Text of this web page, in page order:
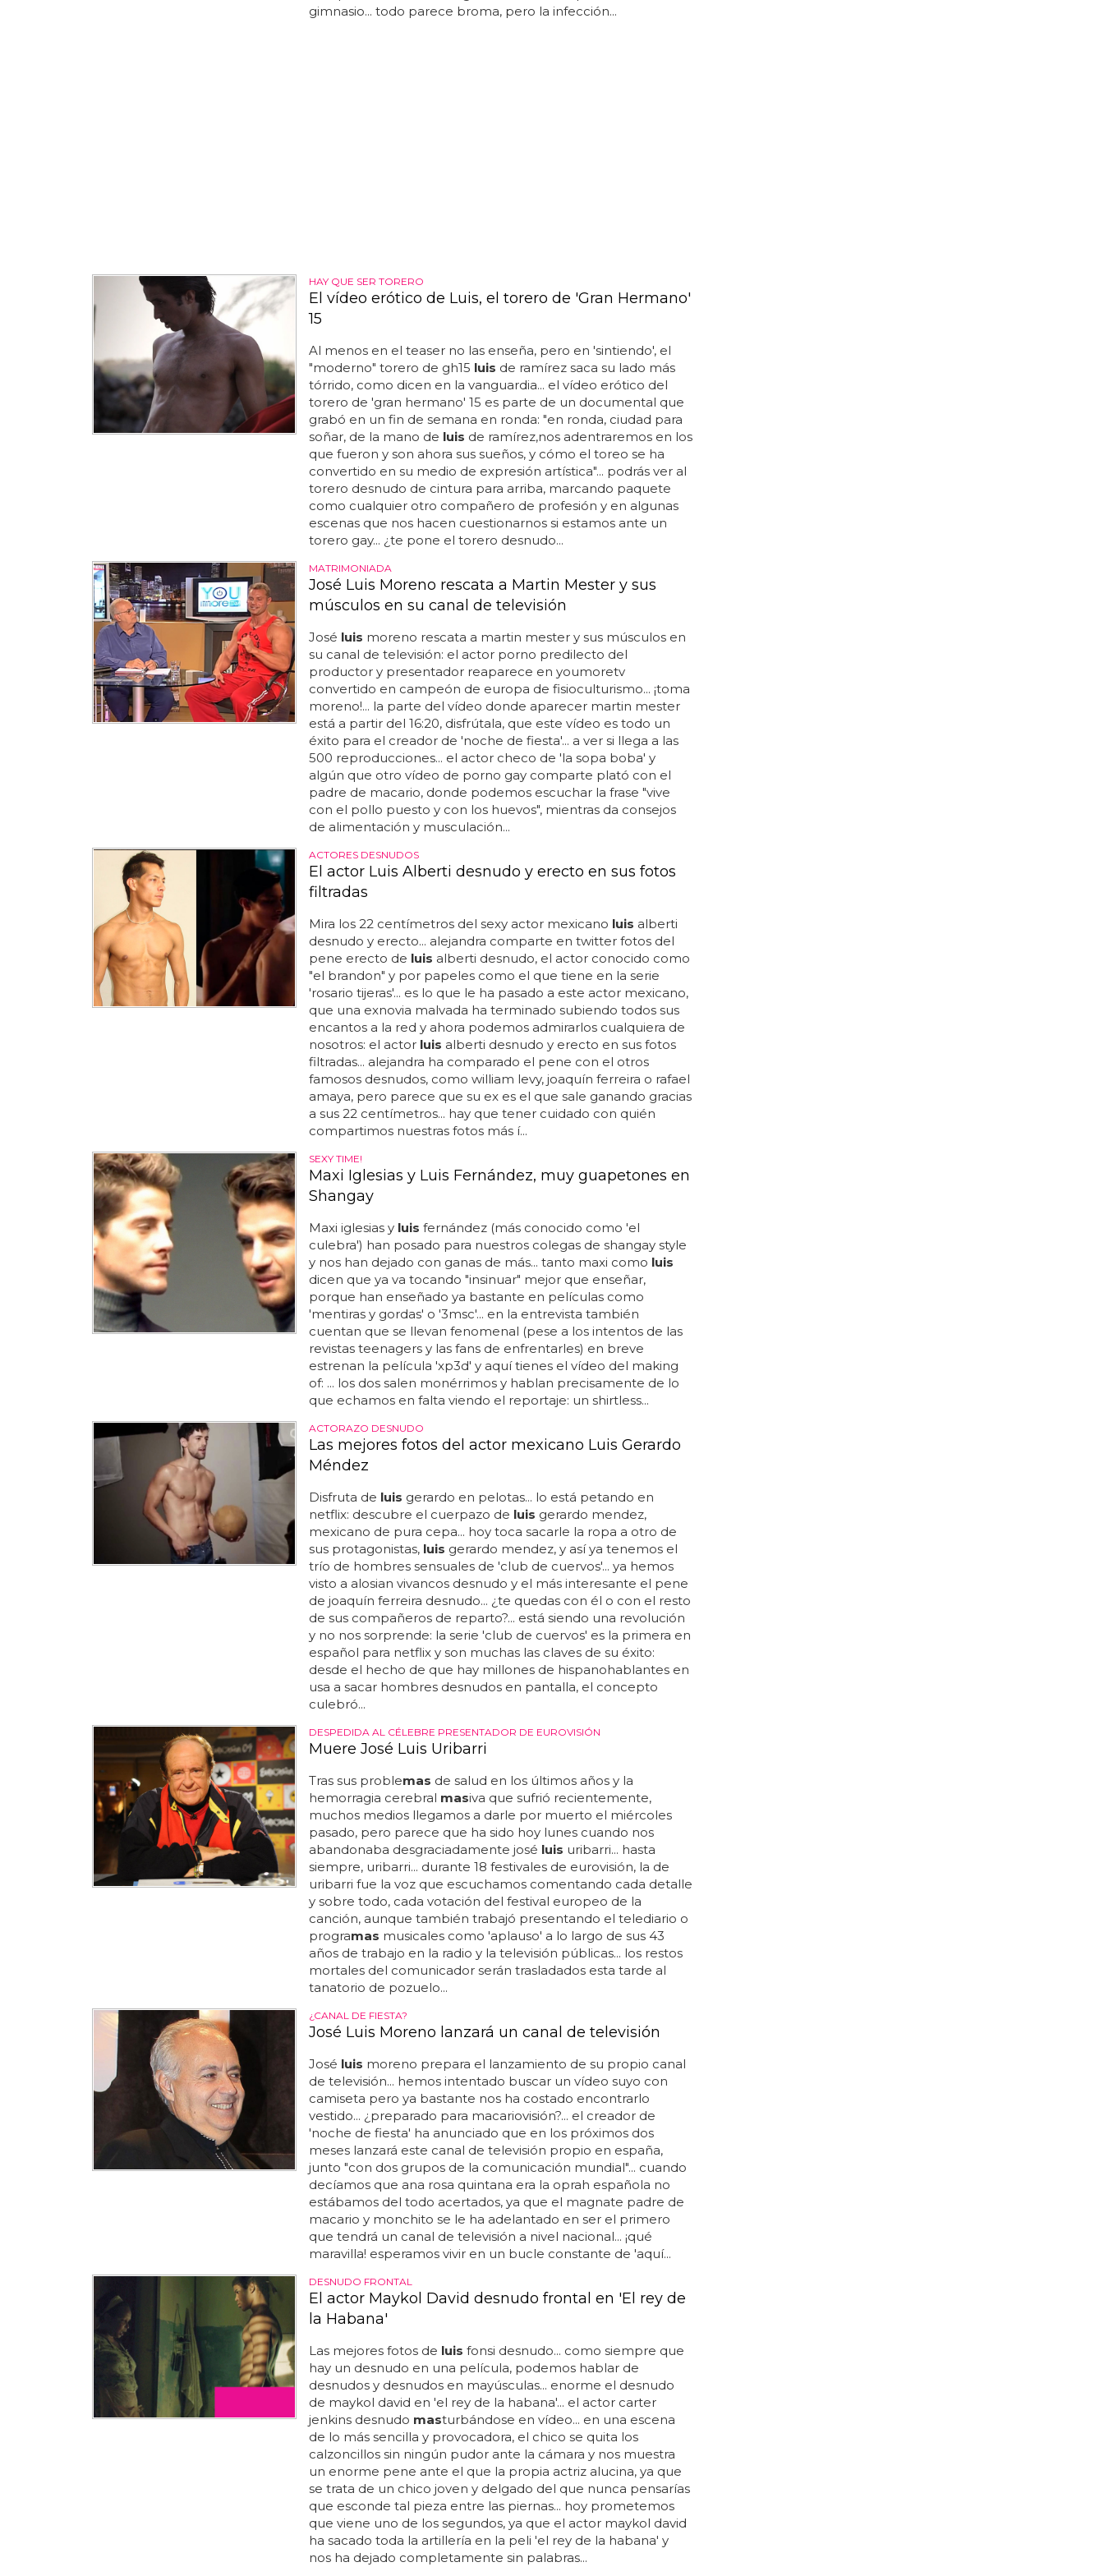
gimnasio... todo parece broma, pero la infección...
HAY QUE SER TORERO
El vídeo erótico de Luis, el torero de 'Gran Hermano'
15
Al menos en el teaser no las enseña, pero en 'sintiendo', el
"moderno" torero de gh15 luis de ramírez saca su lado más
tórrido, como dicen en la vanguardia... el vídeo erótico del
torero de 'gran hermano' 15 es parte de un documental que
grabó en un fin de semana en ronda: "en ronda, ciudad para
soñar, de la mano de luis de ramírez,nos adentraremos en los
que fueron y son ahora sus sueños, y cómo el toreo se ha
convertido en su medio de expresión artística"... podrás ver al
torero desnudo de cintura para arriba, marcando paquete
como cualquier otro compañero de profesión y en algunas
escenas que nos hacen cuestionarnos si estamos ante un
torero gay... ¿te pone el torero desnudo...
MATRIMONIADA
José Luis Moreno rescata a Martin Mester y sus
músculos en su canal de televisión
José luis moreno rescata a martin mester y sus músculos en
su canal de televisión: el actor porno predilecto del
productor y presentador reaparece en youmoretv
convertido en campeón de europa de fisioculturismo... ¡toma
moreno!... la parte del vídeo donde aparecer martin mester
está a partir del 16:20, disfrútala, que este vídeo es todo un
éxito para el creador de 'noche de fiesta'... a ver si llega a las
500 reproducciones... el actor checo de 'la sopa boba' y
algún que otro vídeo de porno gay comparte plató con el
padre de macario, donde podemos escuchar la frase "vive
con el pollo puesto y con los huevos", mientras da consejos
de alimentación y musculación...
ACTORES DESNUDOS
El actor Luis Alberti desnudo y erecto en sus fotos
filtradas
Mira los 22 centímetros del sexy actor mexicano luis alberti
desnudo y erecto... alejandra comparte en twitter fotos del
pene erecto de luis alberti desnudo, el actor conocido como
"el brandon" y por papeles como el que tiene en la serie
'rosario tijeras'... es lo que le ha pasado a este actor mexicano,
que una exnovia malvada ha terminado subiendo todos sus
encantos a la red y ahora podemos admirarlos cualquiera de
nosotros: el actor luis alberti desnudo y erecto en sus fotos
filtradas... alejandra ha comparado el pene con el otros
famosos desnudos, como william levy, joaquín ferreira o rafael
amaya, pero parece que su ex es el que sale ganando gracias
a sus 22 centímetros... hay que tener cuidado con quién
compartimos nuestras fotos más í...
SEXY TIME!
Maxi Iglesias y Luis Fernández, muy guapetones en
Shangay
Maxi iglesias y luis fernández (más conocido como 'el
culebra') han posado para nuestros colegas de shangay style
y nos han dejado con ganas de más... tanto maxi como luis
dicen que ya va tocando "insinuar" mejor que enseñar,
porque han enseñado ya bastante en películas como
'mentiras y gordas' o '3msc'... en la entrevista también
cuentan que se llevan fenomenal (pese a los intentos de las
revistas teenagers y las fans de enfrentarles) en breve
estrenan la película 'xp3d' y aquí tienes el vídeo del making
of: ... los dos salen monérrimos y hablan precisamente de lo
que echamos en falta viendo el reportaje: un shirtless...
ACTORAZO DESNUDO
Las mejores fotos del actor mexicano Luis Gerardo
Méndez
Disfruta de luis gerardo en pelotas... lo está petando en
netflix: descubre el cuerpazo de luis gerardo mendez,
mexicano de pura cepa... hoy toca sacarle la ropa a otro de
sus protagonistas, luis gerardo mendez, y así ya tenemos el
trío de hombres sensuales de 'club de cuervos'... ya hemos
visto a alosian vivancos desnudo y el más interesante el pene
de joaquín ferreira desnudo... ¿te quedas con él o con el resto
de sus compañeros de reparto?... está siendo una revolución
y no nos sorprende: la serie 'club de cuervos' es la primera en
español para netflix y son muchas las claves de su éxito:
desde el hecho de que hay millones de hispanohablantes en
usa a sacar hombres desnudos en pantalla, el concepto
culebró...
DESPEDIDA AL CÉLEBRE PRESENTADOR DE EUROVISIÓN
Muere José Luis Uribarri
Tras sus problemas de salud en los últimos años y la
hemorragia cerebral masiva que sufrió recientemente,
muchos medios llegamos a darle por muerto el miércoles
pasado, pero parece que ha sido hoy lunes cuando nos
abandonaba desgraciadamente josé luis uribarri... hasta
siempre, uribarri... durante 18 festivales de eurovisión, la de
uribarri fue la voz que escuchamos comentando cada detalle
y sobre todo, cada votación del festival europeo de la
canción, aunque también trabajó presentando el telediario o
programas musicales como 'aplauso' a lo largo de sus 43
años de trabajo en la radio y la televisión públicas... los restos
mortales del comunicador serán trasladados esta tarde al
tanatorio de pozuelo...
¿CANAL DE FIESTA?
José Luis Moreno lanzará un canal de televisión
José luis moreno prepara el lanzamiento de su propio canal
de televisión... hemos intentado buscar un vídeo suyo con
camiseta pero ya bastante nos ha costado encontrarlo
vestido... ¿preparado para macariovisión?... el creador de
'noche de fiesta' ha anunciado que en los próximos dos
meses lanzará este canal de televisión propio en españa,
junto "con dos grupos de la comunicación mundial"... cuando
decíamos que ana rosa quintana era la oprah española no
estábamos del todo acertados, ya que el magnate padre de
macario y monchito se le ha adelantado en ser el primero
que tendrá un canal de televisión a nivel nacional... ¡qué
maravilla! esperamos vivir en un bucle constante de 'aquí...
DESNUDO FRONTAL
El actor Maykol David desnudo frontal en 'El rey de
la Habana'
Las mejores fotos de luis fonsi desnudo... como siempre que
hay un desnudo en una película, podemos hablar de
desnudos y desnudos en mayúsculas... enorme el desnudo
de maykol david en 'el rey de la habana'... el actor carter
jenkins desnudo masturbándose en vídeo... en una escena
de lo más sencilla y provocadora, el chico se quita los
calzoncillos sin ningún pudor ante la cámara y nos muestra
un enorme pene ante el que la propia actriz alucina, ya que
se trata de un chico joven y delgado del que nunca pensarías
que esconde tal pieza entre las piernas... hoy prometemos
que viene uno de los segundos, ya que el actor maykol david
ha sacado toda la artillería en la peli 'el rey de la habana' y
nos ha dejado completamente sin palabras...